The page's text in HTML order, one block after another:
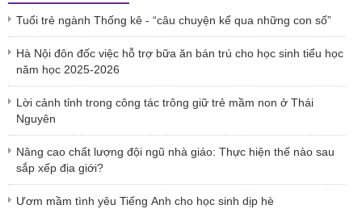
Tuổi trẻ ngành Thống kê - “câu chuyện kể qua những con số”
Hà Nội đôn đốc việc hỗ trợ bữa ăn bán trú cho học sinh tiểu học
năm học 2025-2026
Lời cảnh tỉnh trong công tác trông giữ trẻ mầm non ở Thái
Nguyên
Nâng cao chất lượng đội ngũ nhà giáo: Thực hiện thế nào sau
sắp xếp địa giới?
Ươm mầm tình yêu Tiếng Anh cho học sinh dịp hè